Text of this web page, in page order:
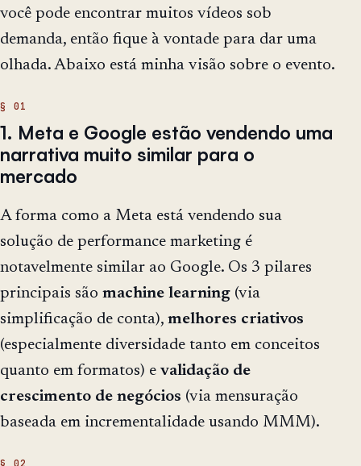
você pode encontrar muitos vídeos sob
demanda, então fique à vontade para dar uma
olhada. Abaixo está minha visão sobre o evento.
1. Meta e Google estão vendendo uma
narrativa muito similar para o
mercado
A forma como a Meta está vendendo sua
solução de performance marketing é
notavelmente similar ao Google. Os 3 pilares
principais são machine learning (via
simplificação de conta), melhores criativos
(especialmente diversidade tanto em conceitos
quanto em formatos) e validação de
crescimento de negócios (via mensuração
baseada em incrementalidade usando MMM).